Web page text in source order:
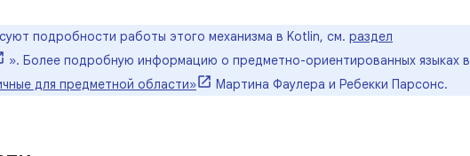
подробности работы этого механизма в Kotlin, см. раздел
». Более подробную информацию о предметно-ориентированных языках в
для предметной области» Мартина Фаулера и Ребекки Парсонс.